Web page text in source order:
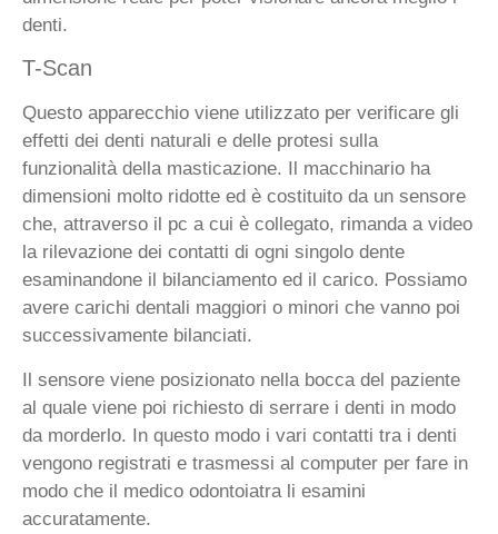
denti.
T-Scan
Questo apparecchio viene utilizzato per verificare gli
effetti dei denti naturali e delle protesi sulla
funzionalità della masticazione. Il macchinario ha
dimensioni molto ridotte ed è costituito da un sensore
che, attraverso il pc a cui è collegato, rimanda a video
la rilevazione dei contatti di ogni singolo dente
esaminandone il bilanciamento ed il carico. Possiamo
avere carichi dentali maggiori o minori che vanno poi
successivamente bilanciati.
Il sensore viene posizionato nella bocca del paziente
al quale viene poi richiesto di serrare i denti in modo
da morderlo. In questo modo i vari contatti tra i denti
vengono registrati e trasmessi al computer per fare in
modo che il medico odontoiatra li esamini
accuratamente.